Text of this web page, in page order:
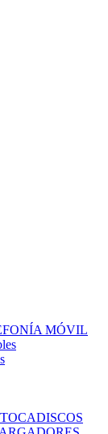
MÓVIL